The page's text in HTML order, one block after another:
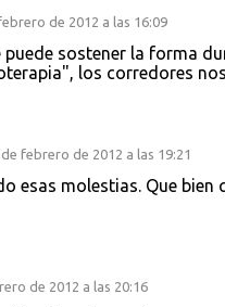
de 2012 a las 16:09
puede sostener la forma
los corredores
de febrero de 2012 a las 19:21
esas molestias. Que
de 2012 a las 20:16